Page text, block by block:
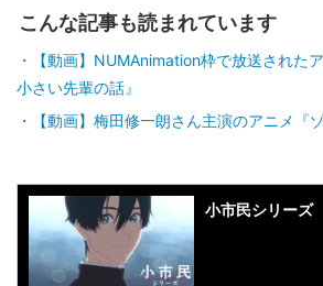
こんな記事も読まれています
【動画】NUMAnimation枠で放送された
小さい先輩の話』
【動画】梅田修一朗さん主演のアニメ『
小市民シリーズ